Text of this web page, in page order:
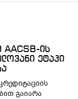
AACSB-ის
ეტაპი
გაიარა